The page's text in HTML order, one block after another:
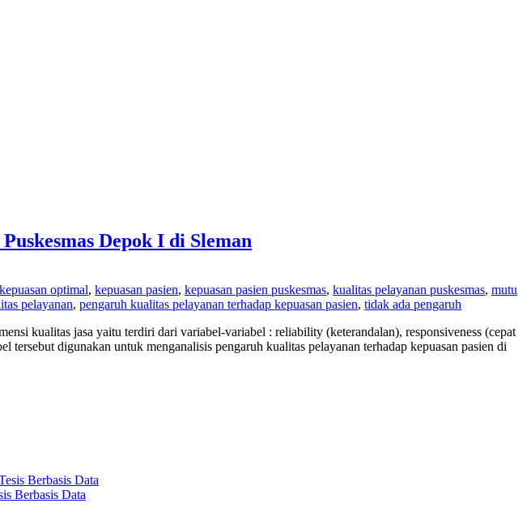
Depok I di Sleman
kepuasan optimal, kepuasan pasien, kepuasan pasien puskesmas, kualitas pelayanan puskesmas, mutu
pelayanan, pengaruh kualitas pelayanan terhadap kepuasan pasien, tidak ada pengaruh
kualitas jasa yaitu terdiri dari variabel-variabel : reliability (keterandalan), responsiveness (cepat
digunakan untuk menganalisis pengaruh kualitas pelayanan terhadap kepuasan pasien di
Berbasis Data